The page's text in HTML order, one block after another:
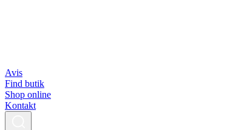
Avis
Find butik
Shop online
Kontakt